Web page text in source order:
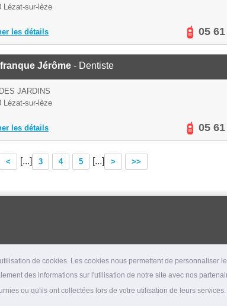
de cookies. Les cookies nous permettent de personnaliser
des informations sur l'utilisation de notre site avec nos
ou qu'ils ont collectées lors de votre utilisation de leurs services.
Lézat-sur-lèze
les détails 05
Jérôme - Dentiste
JARDINS
Lézat-sur-lèze
les détails 05
< [...] 3 4 5 [...] > >>